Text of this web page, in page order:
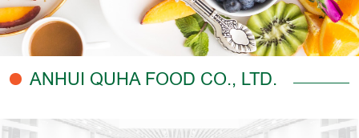
ANHUI QUHA FOOD CO., LTD.